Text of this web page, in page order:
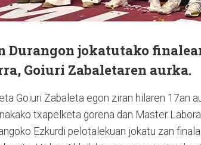
Durangon jokatutako
Goiuri Zabaletaren aurka.
Goiuri Zabaleta egon ziran hilaren 17an
txapelketa gorena dan Master
Ezkurdi pelotalekuan jokatu zan